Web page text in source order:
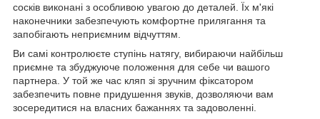
сосків виконані з особливою увагою до деталей. Їх м'які
наконечники забезпечують комфортне прилягання та
запобігають неприємним відчуттям.
Ви самі контролюєте ступінь натягу, вибираючи найбільш
приємне та збуджуюче положення для себе чи вашого
партнера. У той же час кляп зі зручним фіксатором
забезпечить повне придушення звуків, дозволяючи вам
зосередитися на власних бажаннях та задоволенні.